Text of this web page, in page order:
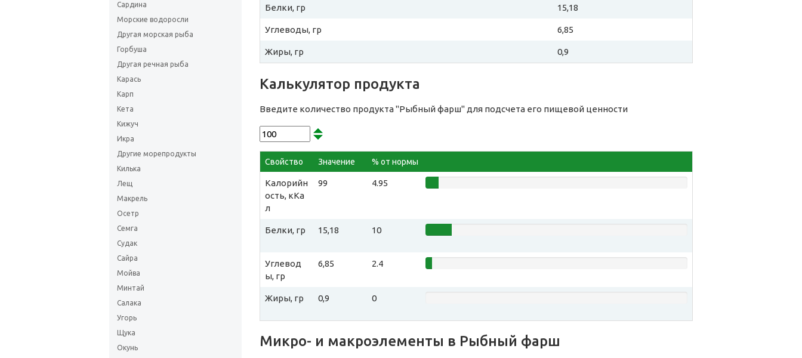
Сардина
Морские водоросли
Другая морская рыба
Горбуша
Другая речная рыба
Карась
Карп
Кета
Кижуч
Икра
Другие морепродукты
Килька
Лещ
Макрель
Осетр
Семга
Судак
Сайра
Мойва
Минтай
Салака
Угорь
Щука
Окунь
Белки, гр 15,18
Углеводы, гр 6,85
Жиры, гр 0,9
Калькулятор продукта
Введите количество продукта "Рыбный фарш" для подсчета его пищевой ценности
Свойство Значение % от нормы
Калорийн
ость, кКа
л
99 4.95
Белки, гр 15,18 10
Углевод
ы, гр
6,85 2.4
Жиры, гр 0,9 0
Микро- и макроэлементы в Рыбный фарш